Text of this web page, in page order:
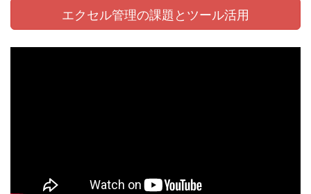
エクセル管理の課題とツール活用